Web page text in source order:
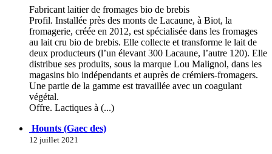
Fabricant laitier de fromages bio de brebis
Profil. Installée près des monts de Lacaune, à Biot, la
fromagerie, créée en 2012, est spécialisée dans les fromages
au lait cru bio de brebis. Elle collecte et transforme le lait de
deux producteurs (l’un élevant 300 Lacaune, l’autre 120). Elle
distribue ses produits, sous la marque Lou Malignol, dans les
magasins bio indépendants et auprès de crémiers-fromagers.
Une partie de la gamme est travaillée avec un coagulant
végétal.
Offre. Lactiques à (...)
Hounts (Gaec des)
12 juillet 2021